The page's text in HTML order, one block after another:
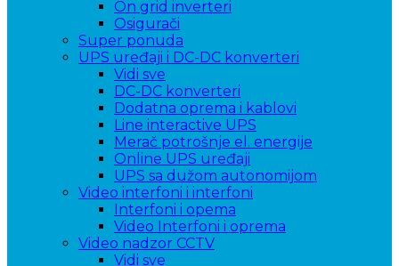
On grid inverteri
Osigurači
Super ponuda
UPS uređaji i DC-DC konverteri
Vidi sve
DC-DC konverteri
Dodatna oprema i kablovi
Line interactive UPS
Merač potrošnje el. energije
Online UPS uređaji
UPS sa dužom autonomijom
Video interfoni i interfoni
Interfoni i opema
Video Interfoni i oprema
Video nadzor CCTV
Vidi sve